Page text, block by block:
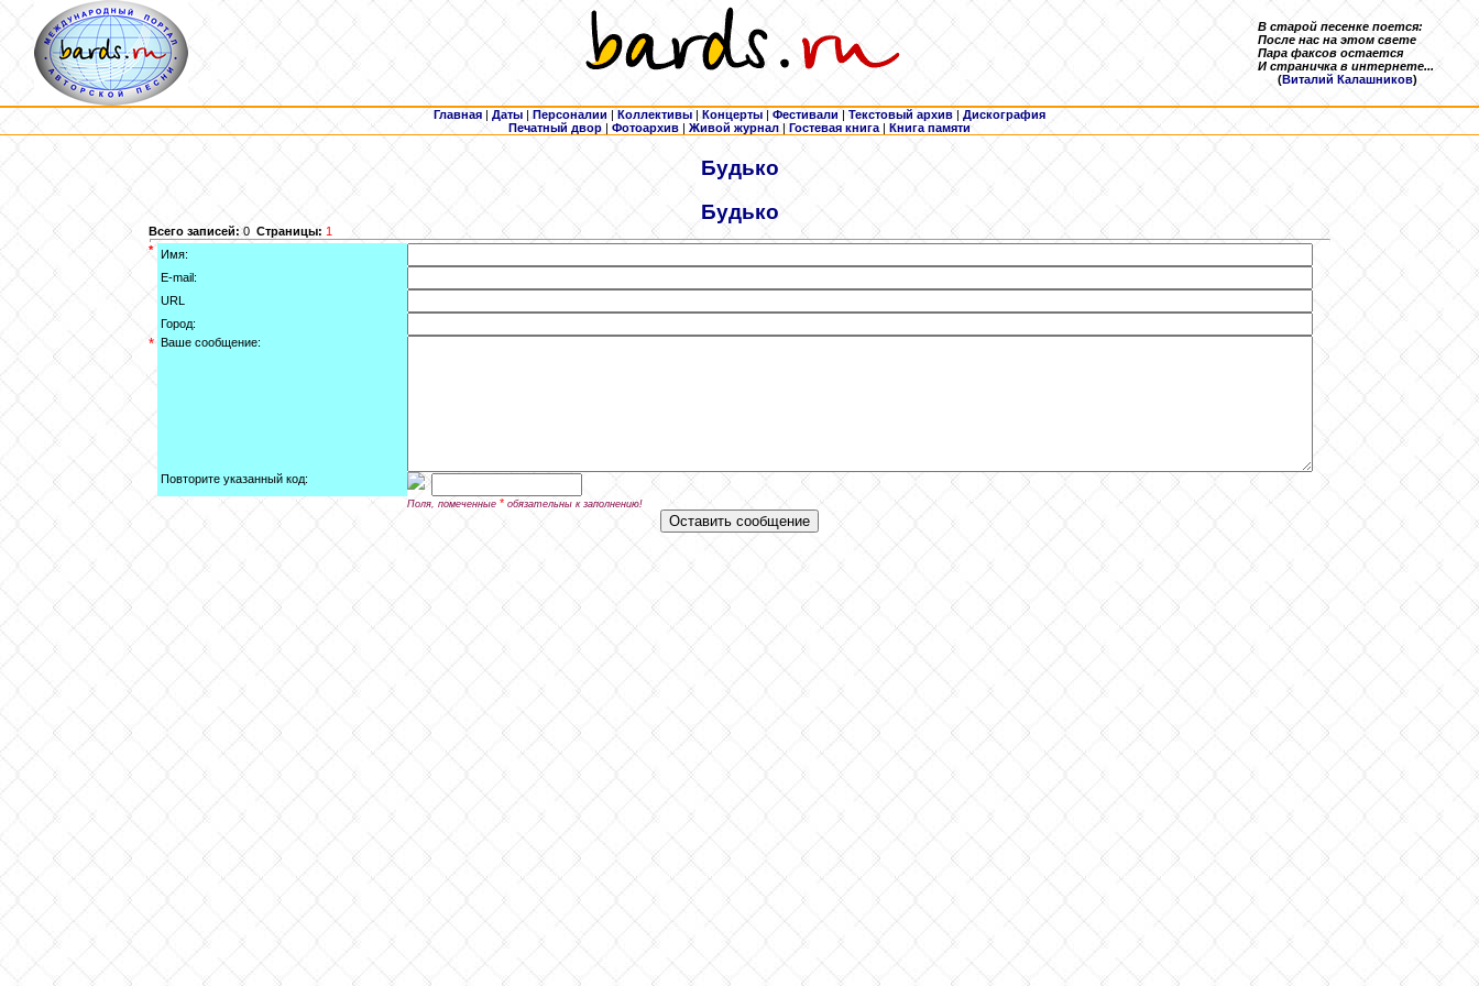
В старой песенке поется:
После нас на этом свете
Пара факсов остается
И страничка в интернете...
(Виталий Калашников)
Главная | Даты | Персоналии | Коллективы | Концерты | Фестивали | Текстовый архив | Дискография
Печатный двор | Фотоархив | Живой журнал | Гостевая книга | Книга памяти
Будько
Будько
Всего записей: 0 Страницы: 1
*
Имя:
E-mail:
URL
Город:
* Ваше сообщение:
Повторите указанный код:
Поля, помеченные*обязательны к заполнению!